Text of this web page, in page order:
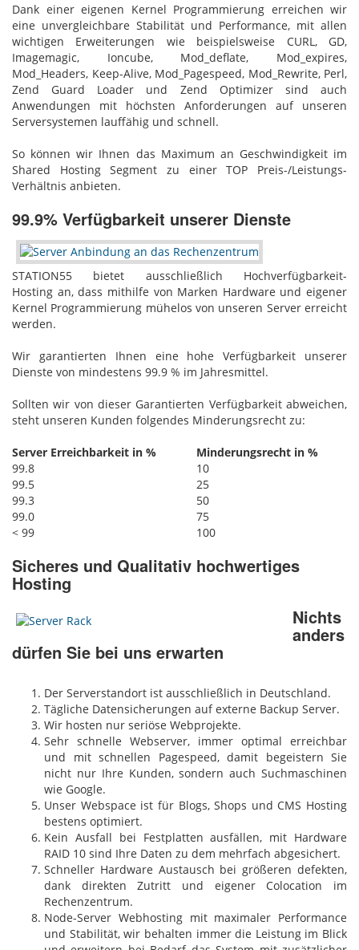
Dank einer eigenen Kernel Programmierung erreichen wir
eine unvergleichbare Stabilität und Performance, mit allen
wichtigen Erweiterungen wie beispielsweise CURL, GD,
Imagemagic, Ioncube, Mod_deflate, Mod_expires,
Mod_Headers, Keep-Alive, Mod_Pagespeed, Mod_Rewrite, Perl,
Zend Guard Loader und Zend Optimizer sind auch
Anwendungen mit höchsten Anforderungen auf unseren
Serversystemen lauffähig und schnell.
So können wir Ihnen das Maximum an Geschwindigkeit im
Shared Hosting Segment zu einer TOP Preis-/Leistungs-
Verhältnis anbieten.
99.9% Verfügbarkeit unserer Dienste
STATION55 bietet ausschließlich Hochverfügbarkeit-
Hosting‎ an, dass mithilfe von Marken Hardware und eigener
Kernel Programmierung mühelos von unseren Server erreicht
werden.
Wir garantierten Ihnen eine hohe Verfügbarkeit unserer
Dienste von mindestens 99.9 % im Jahresmittel.
Sollten wir von dieser Garantierten Verfügbarkeit abweichen,
steht unseren Kunden folgendes Minderungsrecht zu:
Server Erreichbarkeit in %
Minderungsrecht in %
99.8
10
99.5
25
99.3
50
99.0
75
< 99
100
Sicheres und Qualitativ hochwertiges
Hosting
Nichts
anders
dürfen Sie bei uns erwarten
Der Serverstandort ist ausschließlich in Deutschland.
Tägliche Datensicherungen auf externe Backup Server.
Wir hosten nur seriöse Webprojekte.
Sehr schnelle Webserver, immer optimal erreichbar
und mit schnellen Pagespeed, damit begeistern Sie
nicht nur Ihre Kunden, sondern auch Suchmaschinen
wie Google.
Unser Webspace ist für Blogs, Shops und CMS Hosting
bestens optimiert.
Kein Ausfall bei Festplatten ausfällen, mit Hardware
RAID 10 sind Ihre Daten zu dem mehrfach abgesichert.
Schneller Hardware Austausch bei größeren defekten,
dank direkten Zutritt und eigener Colocation im
Rechenzentrum.
Node-Server Webhosting mit maximaler Performance
und Stabilität, wir behalten immer die Leistung im Blick